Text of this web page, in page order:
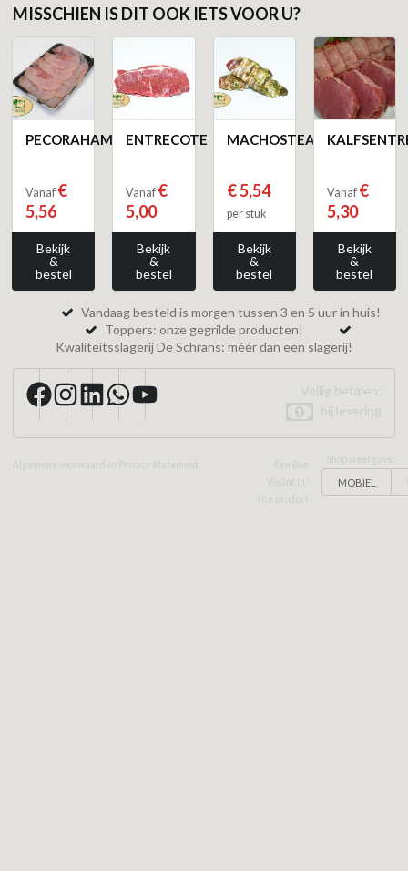
MISSCHIEN IS DIT OOK IETS VOOR U?
PECORAHAM
Vanaf €
5,56
Bekijk
&
bestel
ENTRECOTE
Vanaf €
5,00
Bekijk
&
bestel
MACHOSTEAK
€ 5,54
per stuk
Bekijk
&
bestel
Vanaf €
5,30
Bekijk
&
bestel
Vandaag besteld is morgen tussen 3 en 5 uur in huis!
Toppers: onze gegrilde producten!
Kwaliteitsslagerij De Schrans: méér dan een slagerij!
MOBIEL